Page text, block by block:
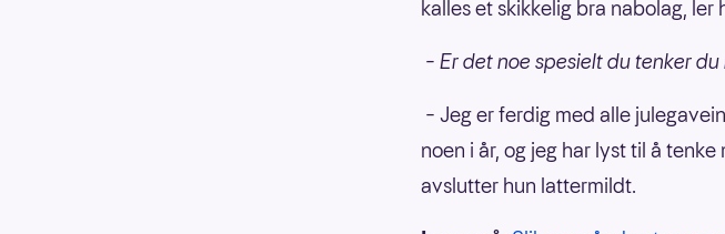
kalles et skikkelig bra nabolag, ler
– Er det noe spesielt du tenker
– Jeg er ferdig med alle
noen i år, og jeg har lyst til å
avslutter hun lattermildt.